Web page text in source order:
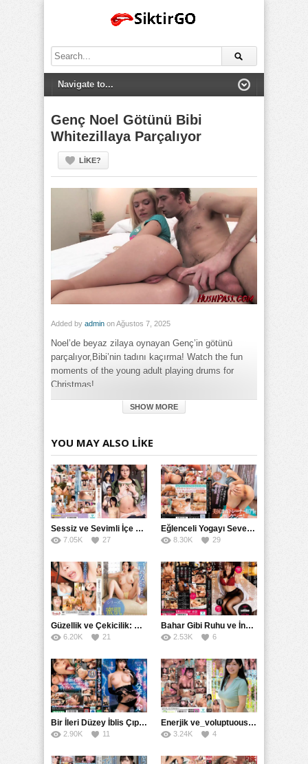
Search
for:
Genç Noel Götünü Bibi
Whitezillaya Parçalıyor
LIKE?
Added by admin on Ağustos 7, 2025
Noel’de beyaz zilaya oynayan Genç’in götünü
parçalıyor,Bibi’nin tadını kaçırma! Watch the fun
moments of the young adult playing drums for
Christmas!
Genç Noel Götünü Bibi Whitezillaya Parçalıyor izle
SHOW MORE
YOU MAY ALSO LIKE
Sessiz ve Sevimli İçe Dönükler İçin Kremalı Pastalar: 后藤えmi ve KTRA’nın Özel Tarifesi
7.05K 27
Eğlenceli Yogayı Seven Bir Kadınla Seks Deneyimi
8.30K 29
Güzellik ve Çekicilik: Bir İşyeri Kadininin Hikayesi
6.20K 21
Bahar Gibi Ruhu ve İncelikle Doldurmak
2.53K 6
Bir İleri Düzey İblis Çıplak Teslimat Görevlisi, İnce Bedeni ve Şeytani Becerileriyle Sizi Sürekli BoşaltacakMDBK
2.90K 11
Enerjik ve_voluptuous Üniversite Kızının H Kupa Büyüklüğündeki Göğüsleri ve Çılgın Orgazmı
3.24K 4